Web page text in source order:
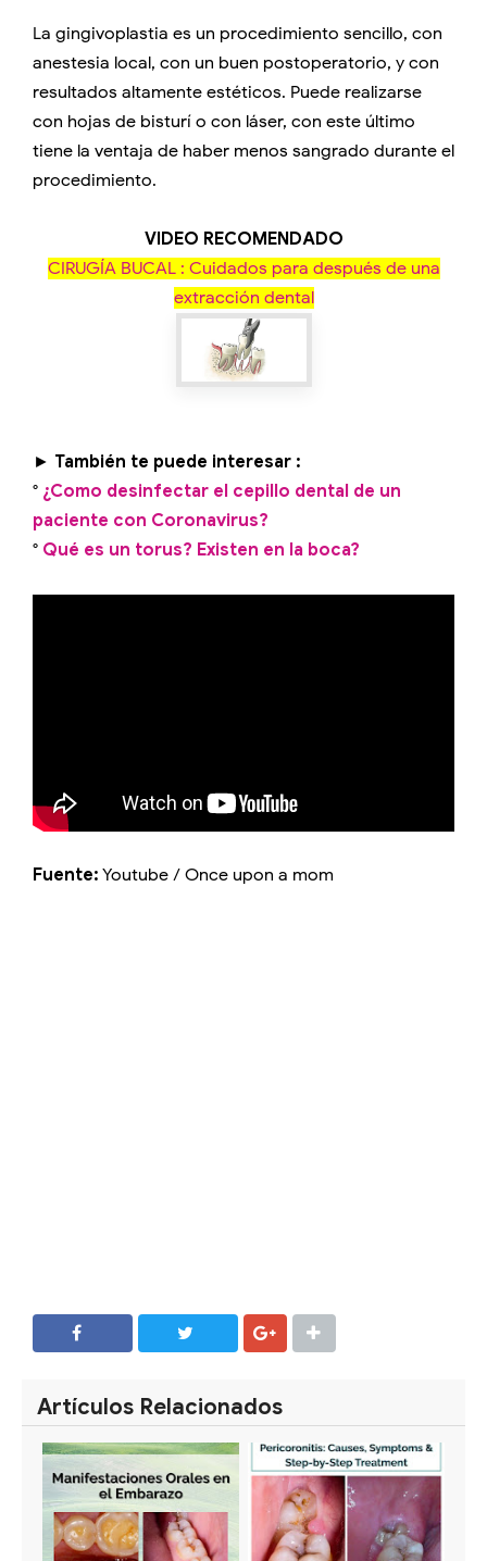
La gingivoplastia es un procedimiento sencillo, con
anestesia local, con un buen postoperatorio, y con
resultados altamente estéticos. Puede realizarse
con hojas de bisturí o con láser, con este último
tiene la ventaja de haber menos sangrado durante el
procedimiento.
VIDEO RECOMENDADO
CIRUGÍA BUCAL : Cuidados para después de una
extracción dental
► También te puede interesar :
° ¿Como desinfectar el cepillo dental de un
paciente con Coronavirus?
° Qué es un torus? Existen en la boca?
Fuente: Youtube / Once upon a mom
Artículos Relacionados